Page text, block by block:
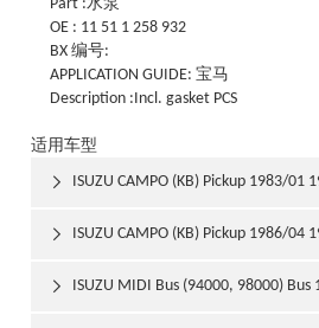
Part :水泵
OE : 11 51 1 258 932
BX 编号:
APPLICATION GUIDE: 宝马
Description :Incl. gasket PCS
适用车型
ISUZU CAMPO (KB) Pickup 1983/01

ISUZU CAMPO (KB) Pickup 1986/04

ISUZU MIDI Bus (94000, 98000) Bus
